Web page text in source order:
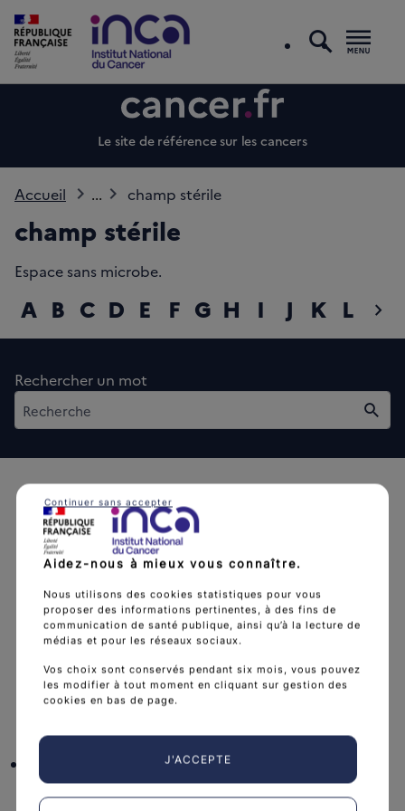
Le site de référence sur les cancers
Accueil ... champ stérile
champ stérile
Espace sans microbe.
chevron_right
A B C D E F G H I J K L M
Rechercher un mot
sanitaire et scientifique en cancérologie de l’État.
Découvrir l’Institut arrow_forward
instagram
Aidez-nous à mieux vous connaître.
Nous utilisons des cookies statistiques pour vous
proposer des informations pertinentes, à des fins de
communication de santé publique, ainsi qu’à la lecture de
médias et pour les réseaux sociaux.
Vos choix sont conservés pendant six mois, vous pouvez
les modifier à tout moment en cliquant sur gestion des
cookies en bas de page.
J'ACCEPTE
Continuer sans accepter